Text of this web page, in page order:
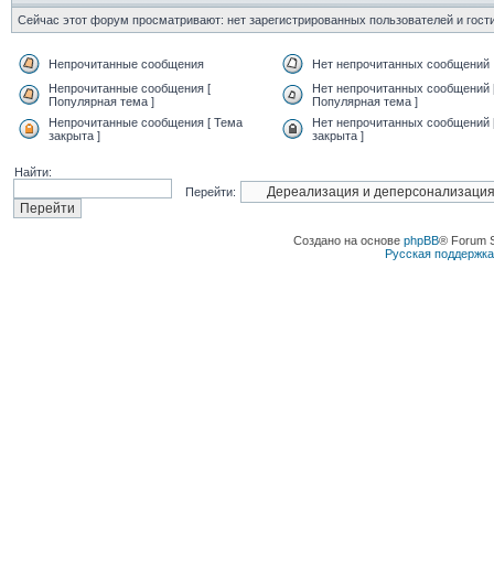
Сейчас этот форум просматривают: нет зарегистрированных пользователей и
Непрочитанные сообщения
Нет непрочитанных сообщений
Непрочитанные сообщения [
Популярная тема ]
Нет непрочитанных сообщений
Популярная тема ]
Непрочитанные сообщения [ Тема
закрыта ]
Нет непрочитанных сообщений
закрыта ]
Найти:
Перейти:
Создано на основе phpBB® Forum
Русская